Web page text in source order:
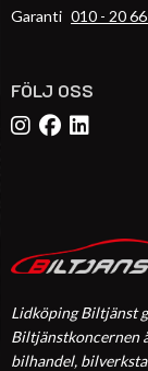
Lidköping Biltjänst
Biltjänstkoncernen
bilhandel,
Garanti 010 - 20
FÖLJ OSS